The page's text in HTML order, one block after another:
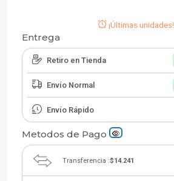
¡Últimas unidades!
Entrega
Retiro en Tienda
Envío Normal
Envío Rápido
Metodos de Pago
Transferencia :$14.241